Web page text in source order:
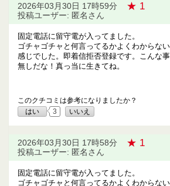
2026年03月30日 17時59分 ★ 1
投稿ユーザー: 匿名さん
固定電話に留守電が入ってました。
ゴチャゴチャと何言ってるかよくわからな
感じでした。即着信拒否登録です。こんな
無しだな！真っ当に生きてね。
このクチコミは参考になりましたか？
はい
3 いいえ
2026年03月30日 17時58分 ★ 1
投稿ユーザー: 匿名さん
固定電話に留守電が入ってました。
ゴチャゴチャと何言ってるかよくわからな